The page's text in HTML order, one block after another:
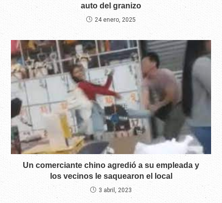
auto del granizo
24 enero, 2025
Un comerciante chino agredió a su empleada y
los vecinos le saquearon el local
3 abril, 2023